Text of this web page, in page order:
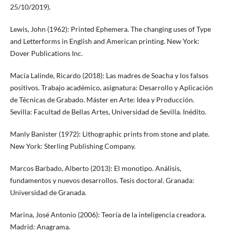
25/10/2019).
Lewis, John (1962): Printed Ephemera. The changing uses of Type
and Letterforms in English and American printing. New York:
Dover Publications Inc.
Macía Lalinde, Ricardo (2018): Las madres de Soacha y los falsos
positivos. Trabajo académico, asignatura: Desarrollo y Aplicación
de Técnicas de Grabado. Máster en Arte: Idea y Producción.
Sevilla: Facultad de Bellas Artes, Universidad de Sevilla. Inédito.
Manly Banister (1972): Lithographic prints from stone and plate.
New York: Sterling Publishing Company.
Marcos Barbado, Alberto (2013): El monotipo. Análisis,
fundamentos y nuevos desarrollos. Tesis doctoral. Granada:
Universidad de Granada.
Marina, José Antonio (2006): Teoría de la inteligencia creadora.
Madrid: Anagrama.